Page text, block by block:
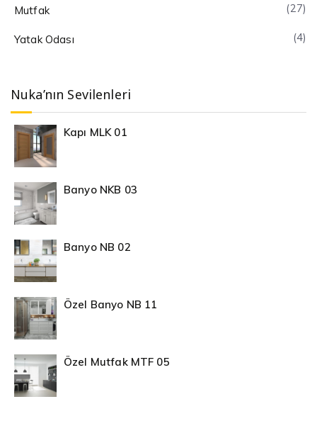
Mutfak (27)
Yatak Odası (4)
Nuka’nın Sevilenleri
Kapı MLK 01
Banyo NKB 03
Banyo NB 02
Özel Banyo NB 11
Özel Mutfak MTF 05